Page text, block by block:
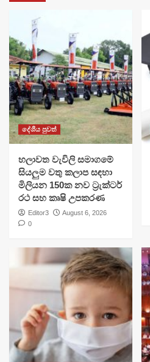
දේශීය පුවත්
හලාවත වැවිලි සමාගමේ
සියලුම වතු කලාප සඳහා
මිලියන 150ක නව ට්‍රැක්ටර්
රථ සහ කෘෂි උපකරණ
Editor3
August 6, 2026
0